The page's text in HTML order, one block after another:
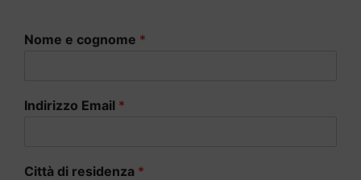
Nome e cognome *
Indirizzo Email *
Città di residenza *